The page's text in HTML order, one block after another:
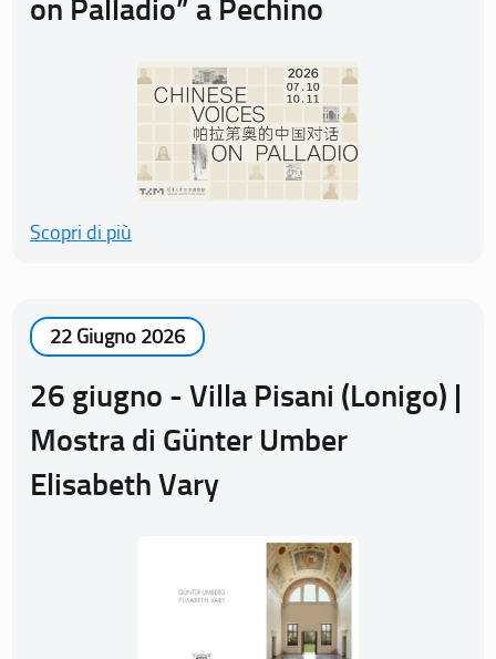
on Palladio” a Pechino
Scopri di più
22 Giugno 2026
26 giugno - Villa Pisani (Lonigo) |
Mostra di Günter Umber
Elisabeth Vary